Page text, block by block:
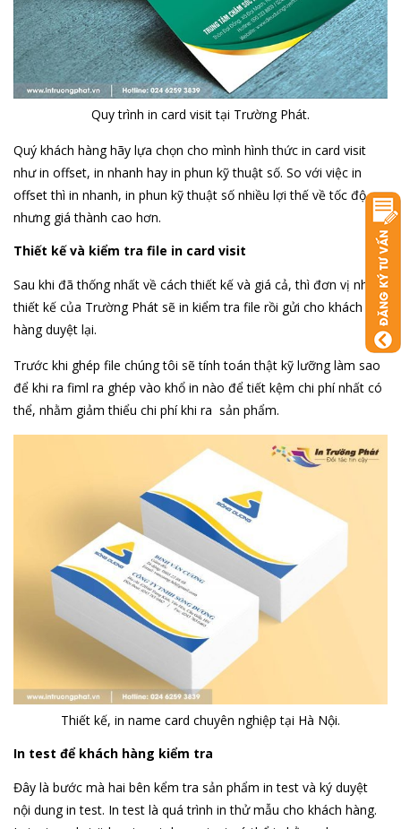
Quy trình in card visit tại Trường Phát.
Quý khách hàng hãy lựa chọn cho mình hình thức in card visit
như in offset, in nhanh hay in phun kỹ thuật số. So với việc in
offset thì in nhanh, in phun kỹ thuật số nhiều lợi thế về tốc độ
nhưng giá thành cao hơn.
Thiết kế và kiểm tra file in card visit
Sau khi đã thống nhất về cách thiết kế và giá cả, thì đơn vị nhận
thiết kế của Trường Phát sẽ in kiểm tra file rồi gửi cho khách
hàng duyệt lại.
Trước khi ghép file chúng tôi sẽ tính toán thật kỹ lưỡng làm sao
để khi ra fiml ra ghép vào khổ in nào để tiết kệm chi phí nhất có
thể, nhằm giảm thiểu chi phí khi ra sản phẩm.
Thiết kế, in name card chuyên nghiệp tại Hà Nội.
In test để khách hàng kiểm tra
Đây là bước mà hai bên kểm tra sản phẩm in test và ký duyệt
nội dung in test. In test là quá trình in thử mẫu cho khách hàng.